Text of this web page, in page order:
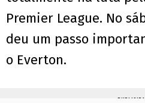
Premier League. No
deu um passo
o Everton.